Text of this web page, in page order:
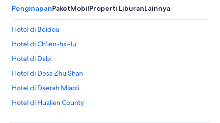
PenginapanPaketMobilProperti LiburanLainnya
Hotel di Beidou
Hotel di Ch'ien-hsi-lu
Hotel di Dabi
Hotel di Desa Zhu Shan
Hotel di Daerah Miaoli
Hotel di Hualien County